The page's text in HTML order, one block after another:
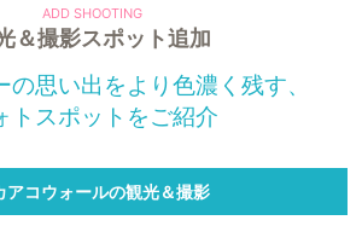
＆撮影スポット追加
の思い出をより色濃く残す、
トスポットをご紹介
アコウォールの観光＆撮影